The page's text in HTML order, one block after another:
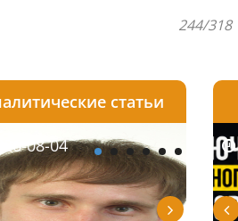
244/318
06 2026-
статьи
08-04
2026-08-05